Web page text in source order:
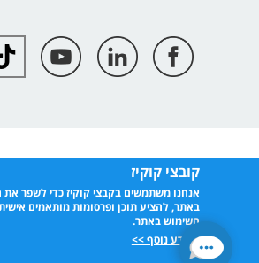
קובצי קוקיז
אנחנו משתמשים בקבצי קוקיז כדי לשפר את
באתר, להציע תוכן ופרסומות מותאמים
השימוש באתר.
למידע נוסף >>